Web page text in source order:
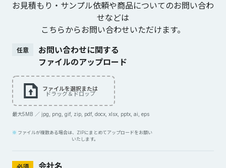
お見積もり・サンプル依頼や商品についてのお問い合わ
せなどは
こちらからお問い合わせいただけます。
任意
お問い合わせに関する
ファイルのアップロード
ファイルを選択または
ドラッグ＆ドロップ
最大5MB ／ jpg, png, gif, zip, pdf, docx, xlsx, pptx, ai, eps
ファイルが複数ある場合は、ZIPにまとめてアップロードをお願い
いたします。
会社名